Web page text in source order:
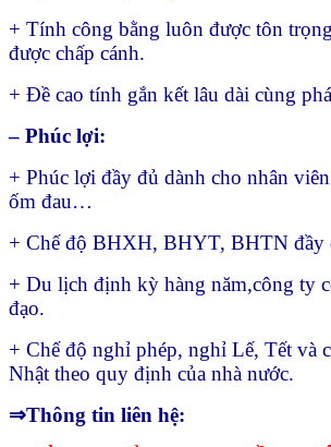
+ Tính công bằng luôn được tôn
được chấp cánh.
+ Đề cao tính gắn kết lâu dài cùng
– Phúc lợi:
+ Phúc lợi đầy đủ dành cho nhân
ốm đau…
+ Chế độ BHXH, BHYT, BHTN đầy
+ Du lịch định kỳ hàng năm,công ty
đạo.
+ Chế độ nghỉ phép, nghỉ Lế, Tết và
Nhật theo quy định của nhà nước.
⇒Thông tin liên hệ: